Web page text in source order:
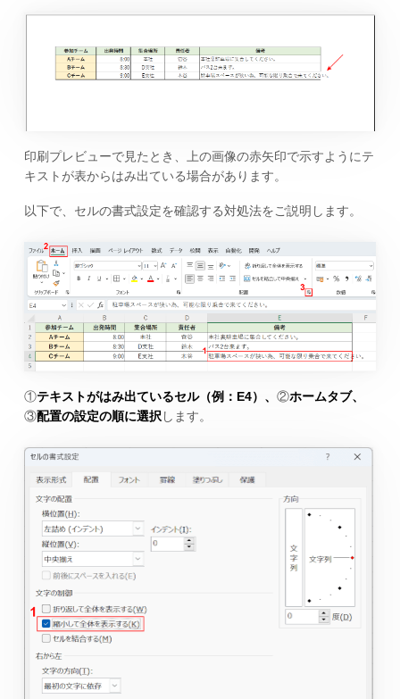
印刷プレビューで見たとき、上の画像の赤矢印で示すようにテ
キストが表からはみ出ている場合があります。
以下で、セルの書式設定を確認する対処法をご説明します。
①テキストがはみ出ているセル（例：E4）、 ②ホームタブ、
③配置の設定の順に選択します。